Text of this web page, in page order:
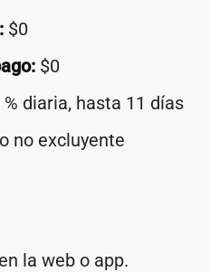
$0
$0
% diaria, hasta 11 días
no excluyente
la web o app.